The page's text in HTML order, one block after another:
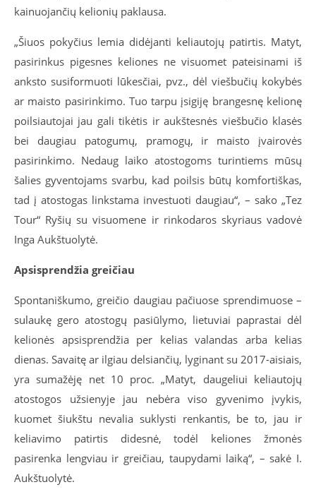
kainuojančių kelionių paklausa.
„Šiuos pokyčius lemia didėjanti keliautojų patirtis. Matyt,
pasirinkus pigesnes keliones ne visuomet pateisinami iš
anksto susiformuoti lūkesčiai, pvz., dėl viešbučių kokybės
ar maisto pasirinkimo. Tuo tarpu įsigiję brangesnę kelionę
poilsiautojai jau gali tikėtis ir aukštesnės viešbučio klasės
bei daugiau patogumų, pramogų, ir maisto įvairovės
pasirinkimo. Nedaug laiko atostogoms turintiems mūsų
šalies gyventojams svarbu, kad poilsis būtų komfortiškas,
tad į atostogas linkstama investuoti daugiau“, – sako „Tez
Tour“ Ryšių su visuomene ir rinkodaros skyriaus vadovė
Inga Aukštuolytė.
Apsisprendžia greičiau
Spontaniškumo, greičio daugiau pačiuose sprendimuose –
sulaukę gero atostogų pasiūlymo, lietuviai paprastai dėl
kelionės apsisprendžia per kelias valandas arba kelias
dienas. Savaitę ar ilgiau delsiančių, lyginant su 2017-aisiais,
yra sumažėję net 10 proc. „Matyt, daugeliui keliautojų
atostogos užsienyje jau nebėra viso gyvenimo įvykis,
kuomet šiukštu nevalia suklysti renkantis, be to, jau ir
keliavimo patirtis didesnė, todėl keliones žmonės
pasirenka lengviau ir greičiau, taupydami laiką“, – sakė I.
Aukštuolytė.